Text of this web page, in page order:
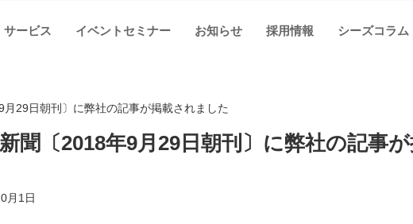
サービス イベントセミナー お知らせ 採用情報 シーズコラム
29日朝刊〕に弊社の記事が掲載されました
聞〔2018年9月29日朝刊〕に弊社の記事
月1日